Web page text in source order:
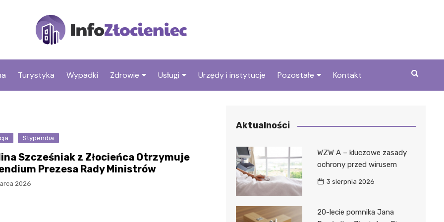
Turystyka Wypadki Zdrowie Usługi Urzędy i instytucje Pozostałe Kontakt
Stypendia
Szcześniak z Złocieńca Otrzymuje
Prezesa Rady Ministrów
2026
Aktualności
WZW A – kluczowe zasady
ochrony przed wirusem
3 sierpnia 2026
20-lecie pomnika Jana